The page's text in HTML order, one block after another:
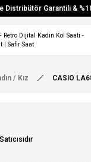
Distribütör Garantili &
Vade Farksız 6 Taksit
Aynı Gün Stoktan
Ücretsiz Kargo
/ Kız CASIO